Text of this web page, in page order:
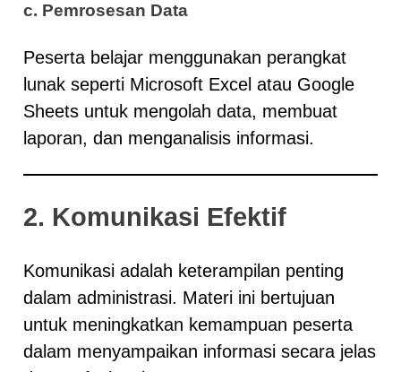
c. Pemrosesan Data
Peserta belajar menggunakan perangkat
lunak seperti Microsoft Excel atau Google
Sheets untuk mengolah data, membuat
laporan, dan menganalisis informasi.
2. Komunikasi Efektif
Komunikasi adalah keterampilan penting
dalam administrasi. Materi ini bertujuan
untuk meningkatkan kemampuan peserta
dalam menyampaikan informasi secara jelas